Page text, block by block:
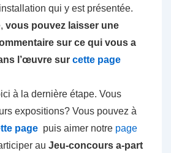
qui y est présentée.
vous pouvez laisser une
sur ce qui vous a
l’œuvre sur cette page
à la dernière étape. Vous
expositions? Vous pouvez à
page puis aimer notre page
au Jeu-concours a-part